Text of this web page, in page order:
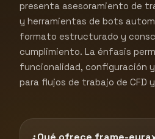
presenta asesoramiento de
y herramientas de bots
formato estructurado y
cumplimiento. La énfasis
funcionalidad, configuración
para flujos de trabajo de CFD